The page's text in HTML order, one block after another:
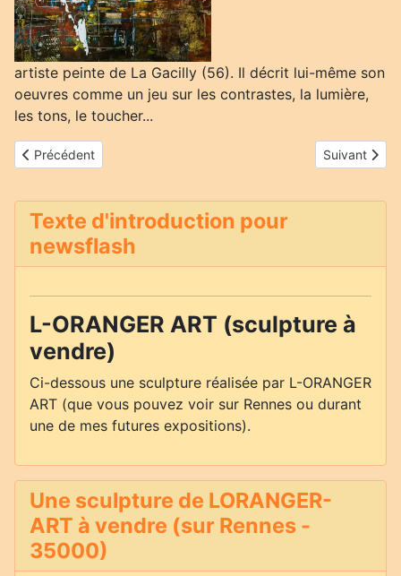
artiste peinte de La Gacilly (56). Il décrit lui-même son
oeuvres comme un jeu sur les contrastes, la lumière,
les tons, le toucher...
Article précédent : Gilles Brasseur
Précédent Article
Suivant
Texte d'introduction pour
newsflash
L-ORANGER ART (sculpture à
vendre)
Ci-dessous une sculpture réalisée par L-ORANGER
ART (que vous pouvez voir sur Rennes ou durant
une de mes futures expositions).
Une sculpture de LORANGER-
ART à vendre (sur Rennes -
35000)